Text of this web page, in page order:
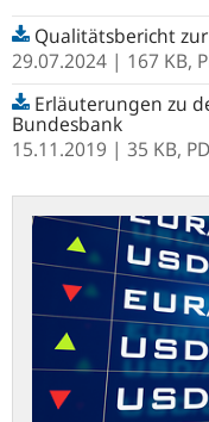
Qualitätsbericht
29.07.2024 | 167 KB,
Erläuterungen zu
Bundesbank
15.11.2019 | 35 KB,
Zeitreihen
neuen
Statistik-
Portal